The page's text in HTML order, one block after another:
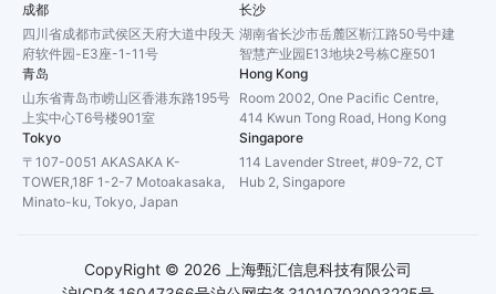
成都
四川省成都市武侯区天府大道中段天
府软件园-E3座-1-11号
长沙
湖南省长沙市岳麓区靳江路50号中建
智慧产业园E13地块2号栋C座501
青岛
山东省青岛市崂山区香港东路195号
上实中心T6号楼901室
Hong Kong
Room 2002, One Pacific Centre,
414 Kwun Tong Road, Hong Kong
Tokyo
〒107-0051 AKASAKA K-
TOWER,18F 1-2-7 Motoakasaka,
Minato-ku, Tokyo, Japan
Singapore
114 Lavender Street, #09-72, CT
Hub 2, Singapore
CopyRight © 2026 上海甄汇信息科技有限公司